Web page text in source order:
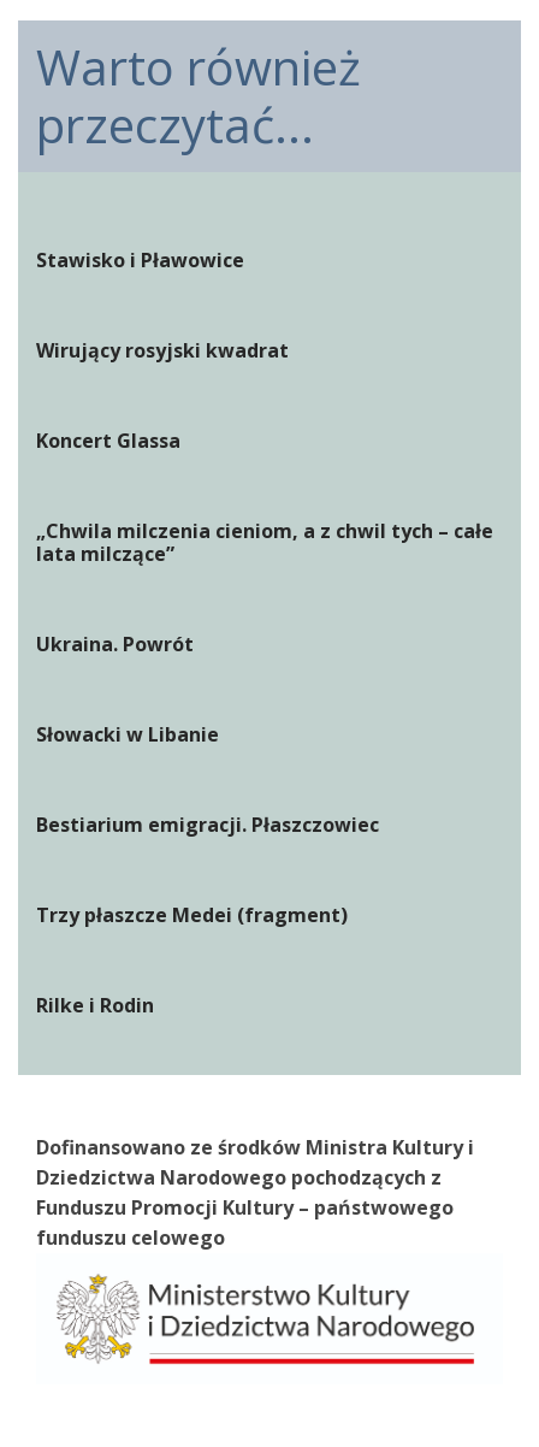
Warto również
przeczytać...
Stawisko i Pławowice
Wirujący rosyjski kwadrat
Koncert Glassa
„Chwila milczenia cieniom, a z chwil tych – całe
lata milczące”
Ukraina. Powrót
Słowacki w Libanie
Bestiarium emigracji. Płaszczowiec
Trzy płaszcze Medei (fragment)
Rilke i Rodin
Dofinansowano ze środków Ministra Kultury i
Dziedzictwa Narodowego pochodzących z
Funduszu Promocji Kultury – państwowego
funduszu celowego